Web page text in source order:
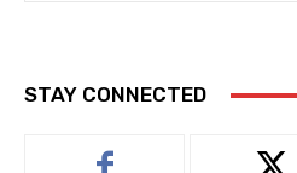
STAY CONNECTED